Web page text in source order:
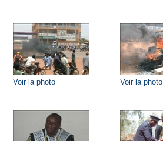
Voir la photo Voir la photo